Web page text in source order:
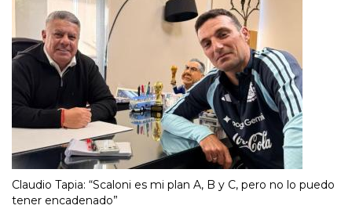
Claudio Tapia: “Scaloni es mi plan A, B y C, pero no lo puedo
tener encadenado”